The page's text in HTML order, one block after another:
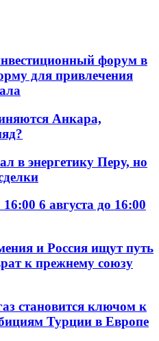
форум в
для привлечения
Анкара,
в энергетику Перу, но
6 августа до 16:00
и Россия ищут путь
к прежнему союзу
становится ключом к
Турции в Европе